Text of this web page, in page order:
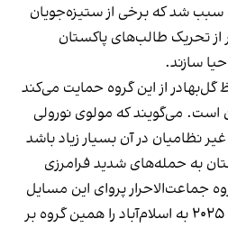
سبب شد که برخی از ستیزه‌جویان
از تحریک طالب‌های پاکستان
سازند.‌
از این گروه حمایت می‌کند
است. می‌گویند که مولوی نورولی
نظامیان در آن بسیار زیاد باشد
به حمله‌های شدید فرامرزی
جماعت‌الاحرار پروای این مسایل
را ندارد. حمله‌ دسامبر سال ۲۰۲۵ به اسلا‌م‌‌آباد را همین گروه بر